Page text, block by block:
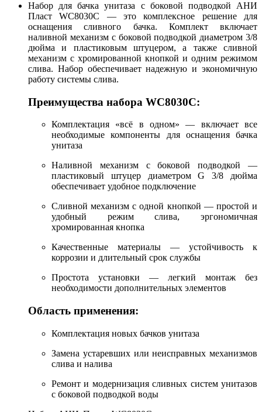
Набор для бачка унитаза с боковой подводкой АНИ
Пласт WC8030C — это комплексное решение для
оснащения сливного бачка. Комплект включает
наливной механизм с боковой подводкой диаметром 3/8
дюйма и пластиковым штуцером, а также сливной
механизм с хромированной кнопкой и одним режимом
слива. Набор обеспечивает надежную и экономичную
работу системы слива.
Преимущества набора WC8030C:
Комплектация «всё в одном» — включает все
необходимые компоненты для оснащения бачка
унитаза
Наливной механизм с боковой подводкой —
пластиковый штуцер диаметром G 3/8 дюйма
обеспечивает удобное подключение
Сливной механизм с одной кнопкой — простой и
удобный режим слива, эргономичная
хромированная кнопка
Качественные материалы — устойчивость к
коррозии и длительный срок службы
Простота установки — легкий монтаж без
необходимости дополнительных элементов
Область применения:
Комплектация новых бачков унитаза
Замена устаревших или неисправных механизмов
слива и налива
Ремонт и модернизация сливных систем унитазов
с боковой подводкой воды